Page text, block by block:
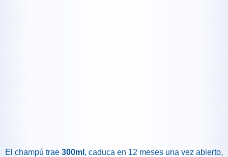
El champú trae 300ml , caduca en 12 meses una vez abierto,